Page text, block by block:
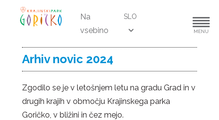
Na
vsebino
SLO
MENU
Arhiv novic 2024
Zgodilo se je v letošnjem letu na gradu Grad in v
drugih krajih v območju Krajinskega parka
Goričko, v bližini in čez mejo.